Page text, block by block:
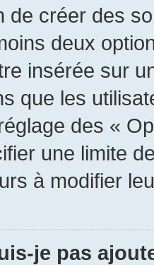
de créer des
deux
insérée sur
que les
des «
une limite
à modifier
je pas